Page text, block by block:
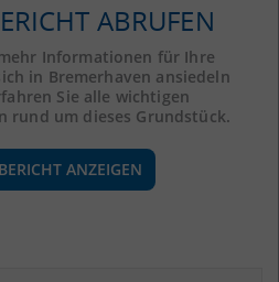
ABRUFEN
Informationen für Ihre
in Bremerhaven ansiedeln
Sie alle wichtigen
rund um dieses Grundstück.
STANDORTBERICHT ANZEIGEN